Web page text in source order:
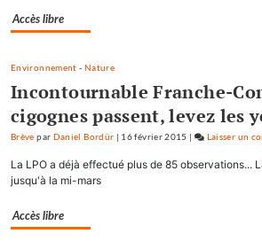
Accès libre
Environnement - Nature
Incontournable Franche-
cigognes passent, levez les
Brève par Daniel Bordür | 16 février 2015 | Laisser un
La LPO a déjà effectué plus de 85 observations...
jusqu'à la mi-mars
Accès libre